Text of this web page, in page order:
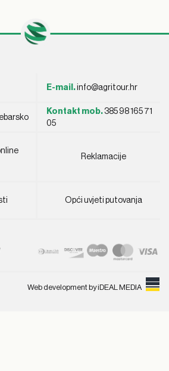
E-mail.info@agritour.hr
Kontakt mob. 385 98 165 71
05
Reklamacije
Opći uvjeti putovanja
Web development byiDEAL MEDIA